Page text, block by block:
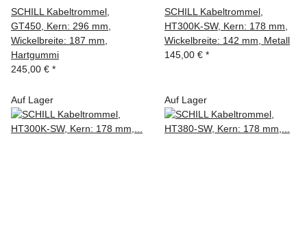
SCHILL Kabeltrommel,
GT450, Kern: 296 mm,
Wickelbreite: 187 mm,
Hartgummi
245,00 € *
SCHILL Kabeltrommel,
HT300K-SW, Kern: 178 mm,
Wickelbreite: 142 mm, Metall
145,00 € *
Auf Lager Auf Lager